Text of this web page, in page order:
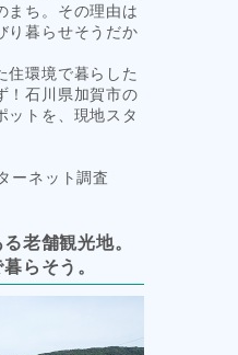
まち。その理由は
り暮らせそうだか
住環境で暮らした
！石川県加賀市の
ットを、現地スタ
ーネット調査
老舗観光地。
らそう。